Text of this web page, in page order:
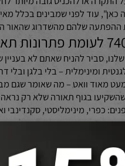
לד לבית שהיא חזקה,
או להכניס גובה מיותר לחלל
לפני שמבינים בכלל מאיפה
שלהם מהשדרוג שהאור הזה
להניח שאתם לא בעניין של
וואט – מה שאומר שגם
תאורה שלא רק נראה
מינימליסטי, סקנדינבי